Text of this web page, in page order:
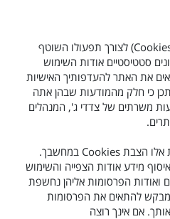
) לצורך תפעולו השוטף
סטטיסטיים אודות השימוש
את האתר להעדפותיך האישיות
כי חלק מהמודעות שבהן אתה
משרתים של צדדי ג', המנהלים
אלו הצבת Cookies במחשבך.
מידע אודות הצפייה והשימוש
ואודות הפרסומות אליהן נחשפת
להתאים את הפרסומות
אותך. אם אינך רוצה